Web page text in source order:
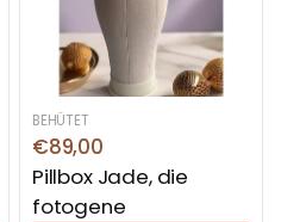
BEHÜTET
€89,00
Pillbox Jade, die
fotogene